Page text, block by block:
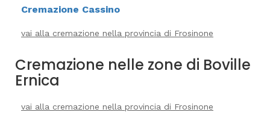
Cremazione Cassino
vai alla cremazione nella provincia di Frosinone
Cremazione nelle zone di Boville
Ernica
vai alla cremazione nella provincia di Frosinone